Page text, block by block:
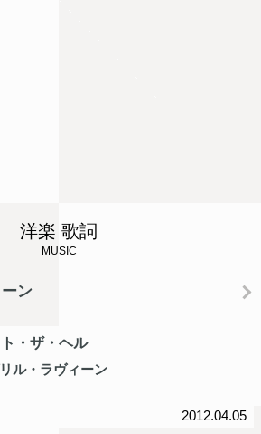
洋楽 歌詞
MUSIC
ン
・ザ・ヘル
ル・ラヴィーン
2012.04.05